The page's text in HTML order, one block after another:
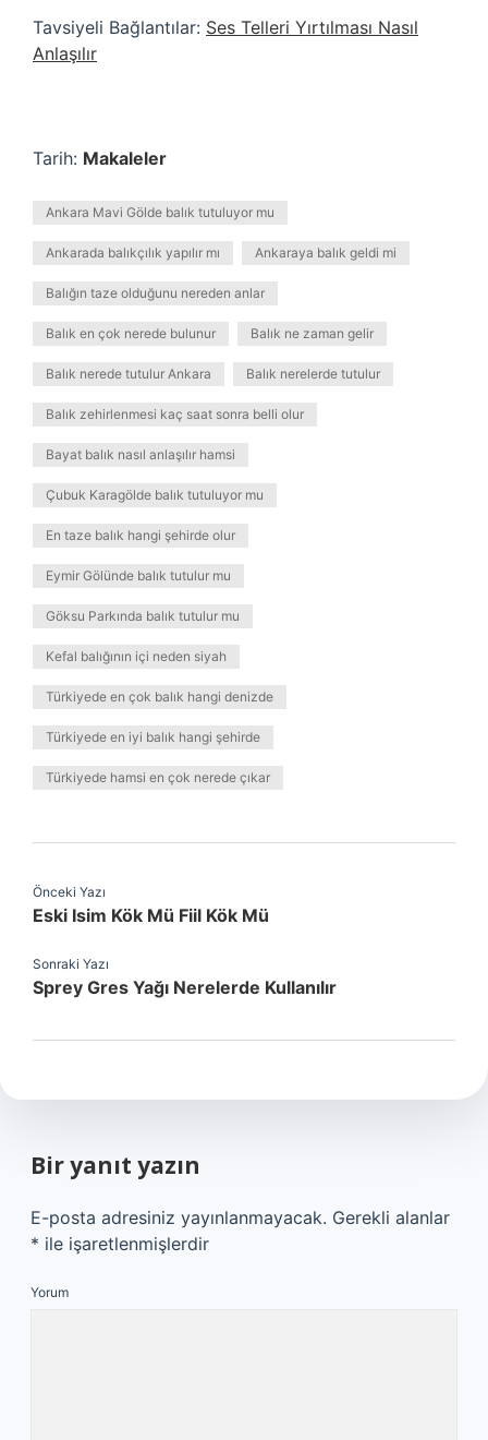
Tavsiyeli Bağlantılar: Ses Telleri Yırtılması Nasıl
Anlaşılır
Tarih: Makaleler
Ankara Mavi Gölde balık tutuluyor mu
Ankarada balıkçılık yapılır mı Ankaraya balık geldi mi
Balığın taze olduğunu nereden anlar
Balık en çok nerede bulunur Balık ne zaman gelir
Balık nerede tutulur Ankara Balık nerelerde tutulur
Balık zehirlenmesi kaç saat sonra belli olur
Bayat balık nasıl anlaşılır hamsi
Çubuk Karagölde balık tutuluyor mu
En taze balık hangi şehirde olur
Eymir Gölünde balık tutulur mu
Göksu Parkında balık tutulur mu
Kefal balığının içi neden siyah
Türkiyede en çok balık hangi denizde
Türkiyede en iyi balık hangi şehirde
Türkiyede hamsi en çok nerede çıkar
Önceki Yazı
Eski Isim Kök Mü Fiil Kök Mü
Sonraki Yazı
Sprey Gres Yağı Nerelerde Kullanılır
Bir yanıt yazın
E-posta adresiniz yayınlanmayacak. Gerekli alanlar
* ile işaretlenmişlerdir
Yorum